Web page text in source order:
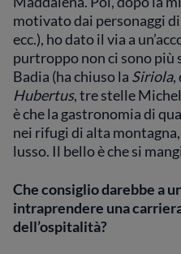
motivato dai personaggi
ecc.), ho dato il via a
purtroppo non ci sono
Badia (ha chiuso la Siriola,
Hubertus, tre stelle
è che la gastronomia di
nei rifugi di alta
lusso. Il bello è che si
Che consiglio darebbe a
intraprendere una
dell’ospitalità?